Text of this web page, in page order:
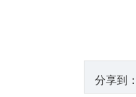
分享到：